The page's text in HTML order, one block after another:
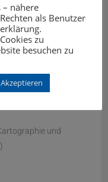
und
– nähere
als Benutzer
.
zu
besuchen zu
Akzeptieren